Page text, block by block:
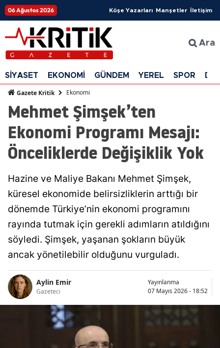
06 Ağustos 2026 Köşe Yazarları Manşetler İletişim
Ara
SİYASET EKONOMİ GÜNDEM YEREL SPOR
Gazete Kritik Ekonomi
Mehmet Şimşek’ten
Ekonomi Programı Mesajı:
Önceliklerde Değişiklik Yok
Hazine ve Maliye Bakanı Mehmet Şimşek,
küresel ekonomide belirsizliklerin arttığı bir
dönemde Türkiye’nin ekonomi programını
rayında tutmak için gerekli adımların atıldığını
söyledi. Şimşek, yaşanan şokların büyük
ancak yönetilebilir olduğunu vurguladı.
Aylin Emir
Gazeteci
Yayınlanma
07 Mayıs 2026 - 18:52